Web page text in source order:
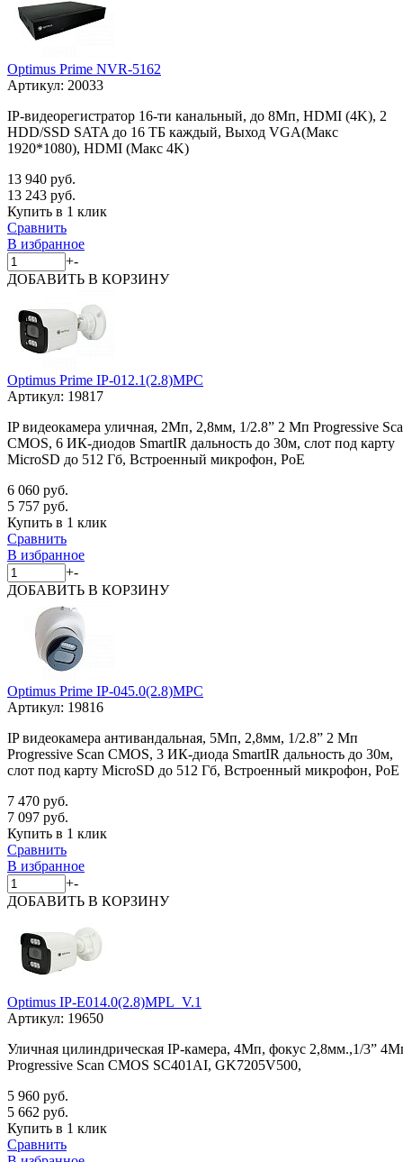
Optimus Prime NVR-5162
Артикул: 20033
IP-видеорегистратор 16-ти канальный, до 8Мп, HDMI (4K), 2
HDD/SSD SATA до 16 ТБ каждый, Выход VGA(Макс
1920*1080), HDMI (Макс 4K)
13 940 руб.
13 243 руб.
Купить в 1 клик
Сравнить
В избранное
+-
ДОБАВИТЬ В КОРЗИНУ
Optimus Prime IP-012.1(2.8)MPC
Артикул: 19817
IP видеокамера уличная, 2Мп, 2,8мм, 1/2.8” 2 Мп Progressive
CMOS, 6 ИК-диодов SmartIR дальность до 30м, слот под карту
MicroSD до 512 Гб, Встроенный микрофон, PoE
6 060 руб.
5 757 руб.
Купить в 1 клик
Сравнить
В избранное
+-
ДОБАВИТЬ В КОРЗИНУ
Optimus Prime IP-045.0(2.8)MPC
Артикул: 19816
IP видеокамера антивандальная, 5Мп, 2,8мм, 1/2.8” 2 Мп
Progressive Scan CMOS, 3 ИК-диода SmartIR дальность до 30м,
слот под карту MicroSD до 512 Гб, Встроенный микрофон, PoE
7 470 руб.
7 097 руб.
Купить в 1 клик
Сравнить
В избранное
+-
ДОБАВИТЬ В КОРЗИНУ
Optimus IP-E014.0(2.8)MPL_V.1
Артикул: 19650
Уличная цилиндрическая IP-камера, 4Мп, фокус 2,8мм.,1/3”
Progressive Scan CMOS SC401AI, GK7205V500,
5 960 руб.
5 662 руб.
Купить в 1 клик
Сравнить